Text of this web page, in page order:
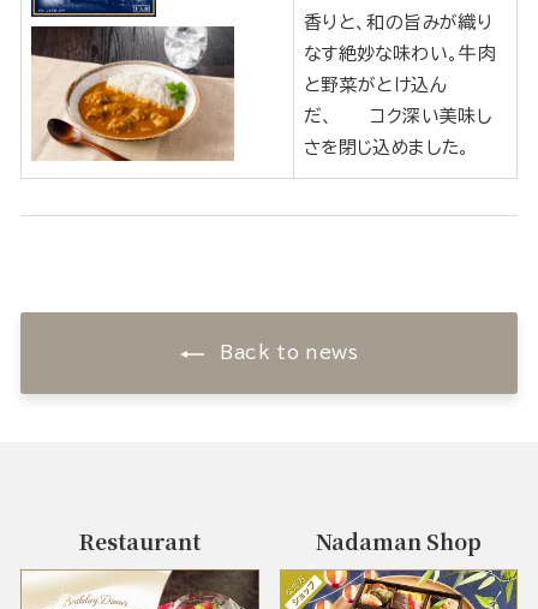
香りと、和の旨みが織り
なす絶妙な味わい。牛肉
と野菜がとけ込ん
だ、 コク深い美味し
さを閉じ込めました。
Back to news
Restaurant Nadaman Shop